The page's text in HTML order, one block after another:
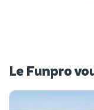
Le Funpro